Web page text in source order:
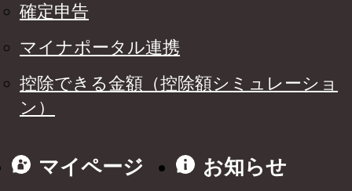
確定申告
マイナポータル連携
控除できる金額（控除額シミュレーショ
ン）
マイページ
お知らせ